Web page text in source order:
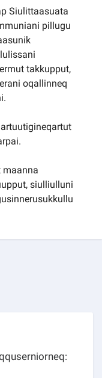
Siulittaasuata
pillugu
takkupput,
oqallinneq
siulliulluni